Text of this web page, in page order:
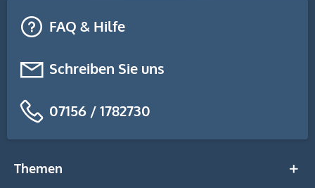
FAQ & Hilfe
Schreiben Sie uns
07156 / 1782730
Themen